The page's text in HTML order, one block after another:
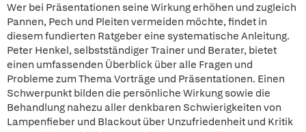
Wer bei Präsentationen seine Wirkung erhöhen und zugleich
Pannen, Pech und Pleiten vermeiden möchte, findet in
diesem fundierten Ratgeber eine systematische Anleitung.
Peter Henkel, selbstständiger Trainer und Berater, bietet
einen umfassenden Überblick über alle Fragen und
Probleme zum Thema Vorträge und Präsentationen. Einen
Schwerpunkt bilden die persönliche Wirkung sowie die
Behandlung nahezu aller denkbaren Schwierigkeiten von
Lampenfieber und Blackout über Unzufriedenheit und Kritik